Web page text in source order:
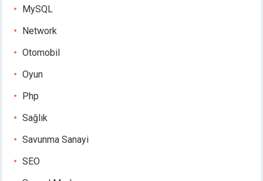
MySQL
Network
Otomobil
Oyun
Php
Sağlık
Savunma Sanayi
SEO